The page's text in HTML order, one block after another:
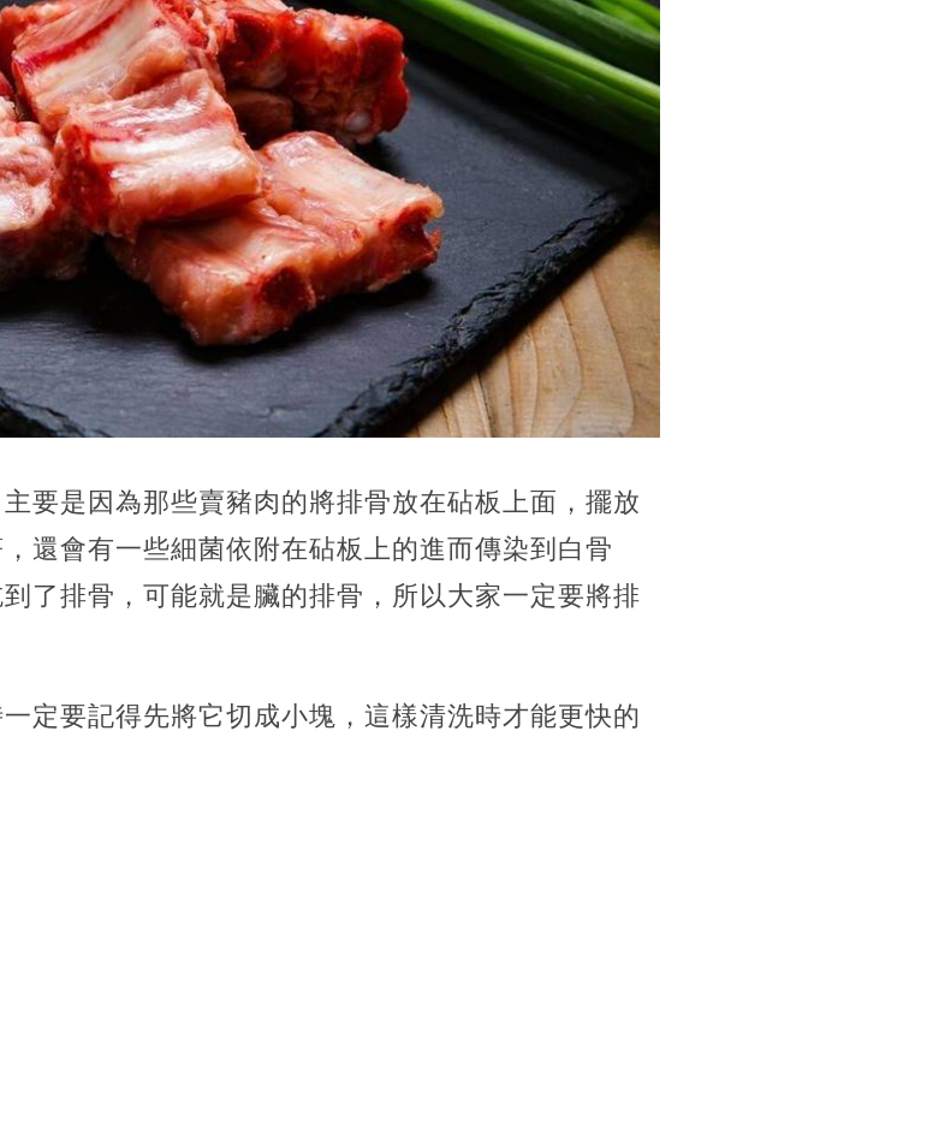
要是因為那些賣豬肉的將排骨放在砧板上面，擺放
還會有一些細菌依附在砧板上的進而傳染到白骨
了排骨，可能就是臟的排骨，所以大家一定要將排
定要記得先將它切成小塊，這樣清洗時才能更快的